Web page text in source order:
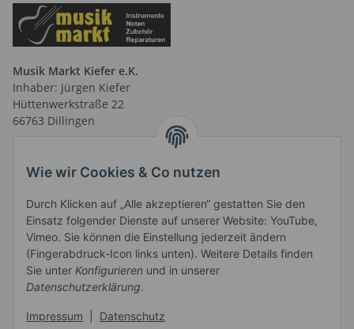
Wie wir Cookies & Co nutzen
Durch Klicken auf „Alle akzeptieren“ gestatten Sie den
Einsatz folgender Dienste auf unserer Website: YouTube,
Vimeo. Sie können die Einstellung jederzeit ändern
(Fingerabdruck-Icon links unten). Weitere Details finden
Sie unter Konfigurieren und in unserer
Datenschutzerklärung.
Impressum Datenschutz
Musik Markt Kiefer e.K.
Inhaber: Jürgen Kiefer
Hüttenwerkstraße 22
66763 Dillingen
Telefax: 06831 9 66 58 41
Öffnungszeiten:
MO-FR 13.00 - 18.00 Uhr und
vormittags nach Vereinbarung
SA 10.00 - 14.00 Uhr
Informationen